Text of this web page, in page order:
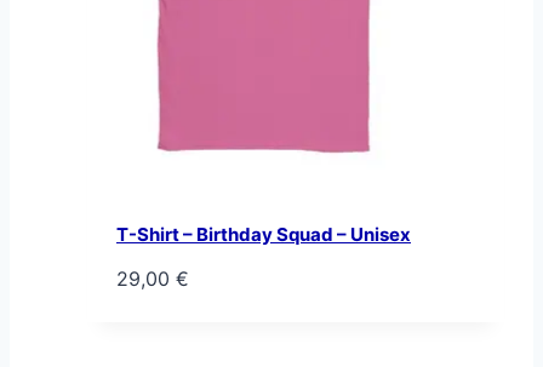
T-Shirt – Birthday Squad – Unisex
29,00 €